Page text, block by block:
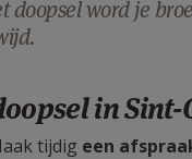
doopsel word je
in
tijdig een